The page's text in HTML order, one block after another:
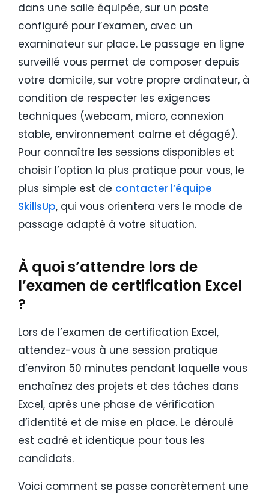
dans une salle équipée, sur un poste
configuré pour l’examen, avec un
examinateur sur place. Le passage en ligne
surveillé vous permet de composer depuis
votre domicile, sur votre propre ordinateur, à
condition de respecter les exigences
techniques (webcam, micro, connexion
stable, environnement calme et dégagé).
Pour connaître les sessions disponibles et
choisir l’option la plus pratique pour vous, le
plus simple est de contacter l’équipe
SkillsUp, qui vous orientera vers le mode de
passage adapté à votre situation.
À quoi s’attendre lors de
l’examen de certification Excel
?
Lors de l’examen de certification Excel,
attendez-vous à une session pratique
d’environ 50 minutes pendant laquelle vous
enchaînez des projets et des tâches dans
Excel, après une phase de vérification
d’identité et de mise en place. Le déroulé
est cadré et identique pour tous les
candidats.
Voici comment se passe concrètement une